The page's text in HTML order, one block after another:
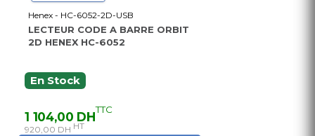
Henex - HC-6052-2D-USB
LECTEUR CODE A BARRE ORBIT
2D HENEX HC-6052
En Stock
1 104,00 DHTTC
920,00 DH HT